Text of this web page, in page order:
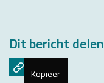
Dit bericht delen
Kopieer